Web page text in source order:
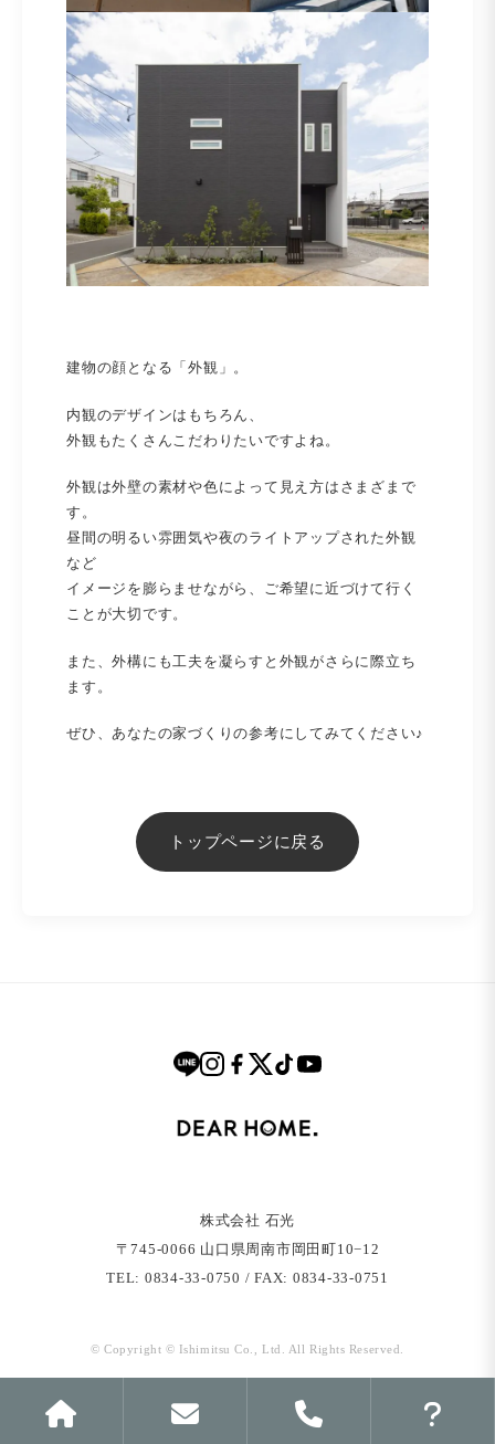
建物の顔となる「外観」。
内観のデザインはもちろん、
外観もたくさんこだわりたいですよね。
外観は外壁の素材や色によって見え方はさまざまで
す。
昼間の明るい雰囲気や夜のライトアップされた外観
など
イメージを膨らませながら、ご希望に近づけて行く
ことが大切です。
また、外構にも工夫を凝らすと外観がさらに際立ち
ます。
ぜひ、あなたの家づくりの参考にしてみてください♪
トップページに戻る
株式会社 石光
〒745-0066 ⼭⼝県周南市岡⽥町10−12
TEL: 0834-33-0750 / FAX: 0834-33-0751
© Copyright © Ishimitsu Co., Ltd. All Rights Reserved.